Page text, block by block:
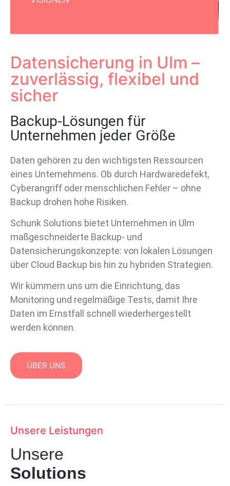
Datensicherung in Ulm –
zuverlässig, flexibel und
sicher
Backup-Lösungen für
Unternehmen jeder Größe
Daten gehören zu den wichtigsten Ressourcen
eines Unternehmens. Ob durch Hardwaredefekt,
Cyberangriff oder menschlichen Fehler – ohne
Backup drohen hohe Risiken.
Schunk Solutions bietet Unternehmen in Ulm
maßgeschneiderte Backup- und
Datensicherungskonzepte: von lokalen Lösungen
über Cloud Backup bis hin zu hybriden Strategien.
Wir kümmern uns um die Einrichtung, das
Monitoring und regelmäßige Tests, damit Ihre
Daten im Ernstfall schnell wiederhergestellt
werden können.
ÜBER UNS
Unsere Leistungen
Unsere
Solutions